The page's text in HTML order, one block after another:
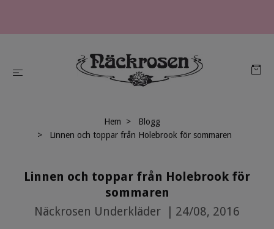
Hem
Blogg
Linnen och toppar från Holebrook för sommaren
Linnen och toppar från Holebrook för
sommaren
Näckrosen Underkläder 24/08, 2016